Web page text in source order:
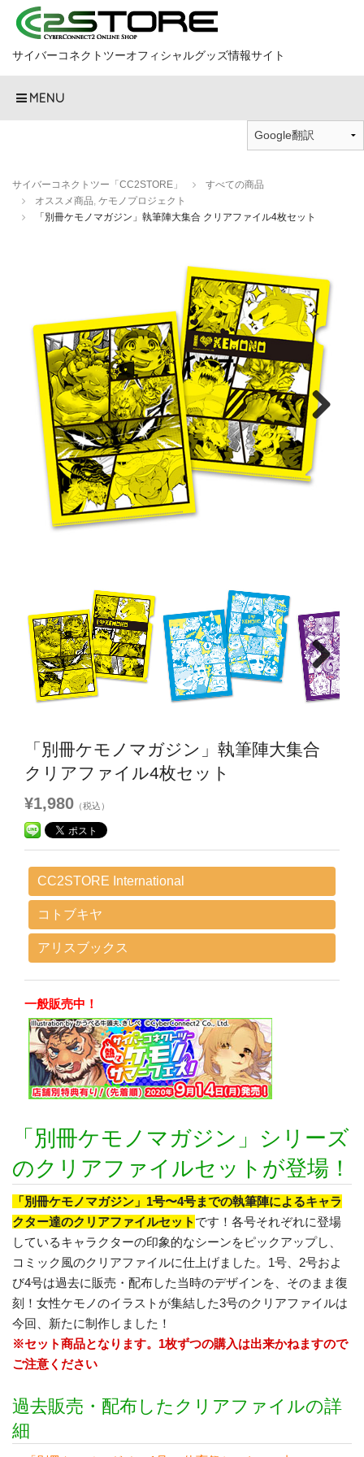
サイバーコネクトツーオフィシャルグッズ情報サイト
MENU
サイバーコネクトツー「CC2STORE」
すべての商品
オススメ商品, ケモノプロジェクト
「別冊ケモノマガジン」執筆陣大集合 クリアファイル4枚セット
Next
Next
「別冊ケモノマガジン」執筆陣大集合
クリアファイル4枚セット
¥1,980 （税込）
CC2STORE International
コトブキヤ
アリスブックス
一般販売中！
「別冊ケモノマガジン」シリーズ
のクリアファイルセットが登場！
「別冊ケモノマガジン」1号〜4号までの執筆陣によるキャラ
クター達のクリアファイルセット です！各号それぞれに登場
しているキャラクターの印象的なシーンをピックアップし、
コミック風のクリアファイルに仕上げました。1号、2号およ
び4号は過去に販売・配布した当時のデザインを、そのまま復
刻！女性ケモノのイラストが集結した3号のクリアファイルは
今回、新たに制作しました！
※セット商品となります。1枚ずつの購入は出来かねますので
ご注意ください
過去販売・配布したクリアファイルの詳
細